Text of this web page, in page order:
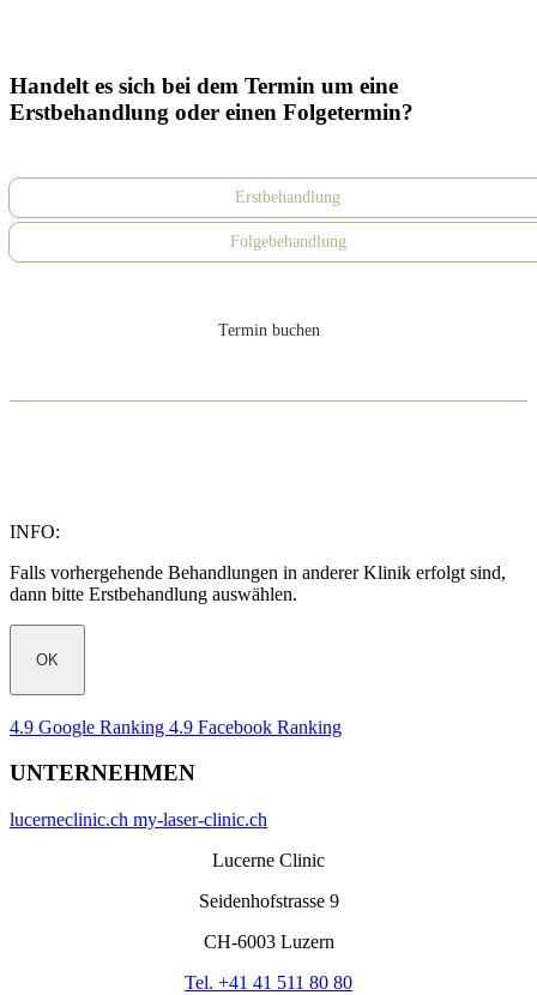
Handelt es sich bei dem Termin um eine
Erstbehandlung oder einen Folgetermin?
Erstbehandlung
Folgebehandlung
Termin buchen
INFO:
Falls vorhergehende Behandlungen in anderer Klinik erfolgt sind,
dann bitte Erstbehandlung auswählen.
OK
4.9 Google Ranking 4.9 Facebook Ranking
UNTERNEHMEN
lucerneclinic.ch my-laser-clinic.ch
Lucerne Clinic
Seidenhofstrasse 9
CH-6003 Luzern
Tel. +41 41 511 80 80